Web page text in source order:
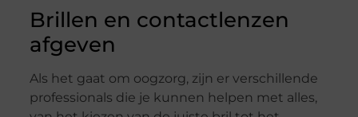
Brillen en contactlenzen
afgeven
Als het gaat om oogzorg, zijn er verschillende
professionals die je kunnen helpen met alles,